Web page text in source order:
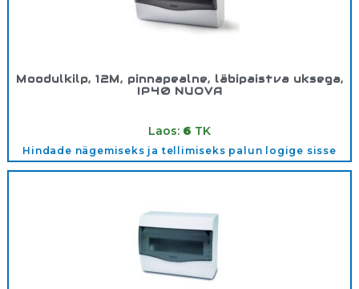
Moodulkilp, 12M, pinnapealne, läbipaistva uksega,
IP40 NUOVA
Laos: 6 TK
Hindade nägemiseks ja tellimiseks palun logige sisse